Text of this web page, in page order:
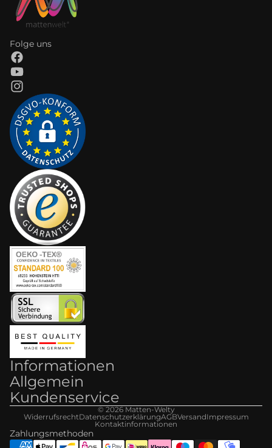
Folge uns
Informationen
Allgemein
Kundenservice
© 2026Matten-Welty
WiderrufsrechtDatenschutzerklärungAGBVersandImpressum
Kontaktinformationen
Zahlungsmethoden